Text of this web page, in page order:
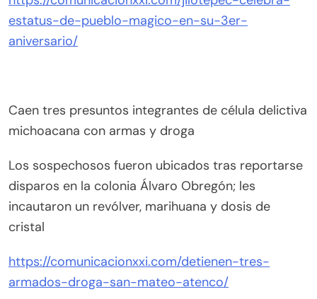
estatus-de-pueblo-magico-en-su-3er-
aniversario/
Caen tres presuntos integrantes de célula delictiva
michoacana con armas y droga
Los sospechosos fueron ubicados tras reportarse
disparos en la colonia Álvaro Obregón; les
incautaron un revólver, marihuana y dosis de
cristal
https://comunicacionxxi.com/detienen-tres-
armados-droga-san-mateo-atenco/